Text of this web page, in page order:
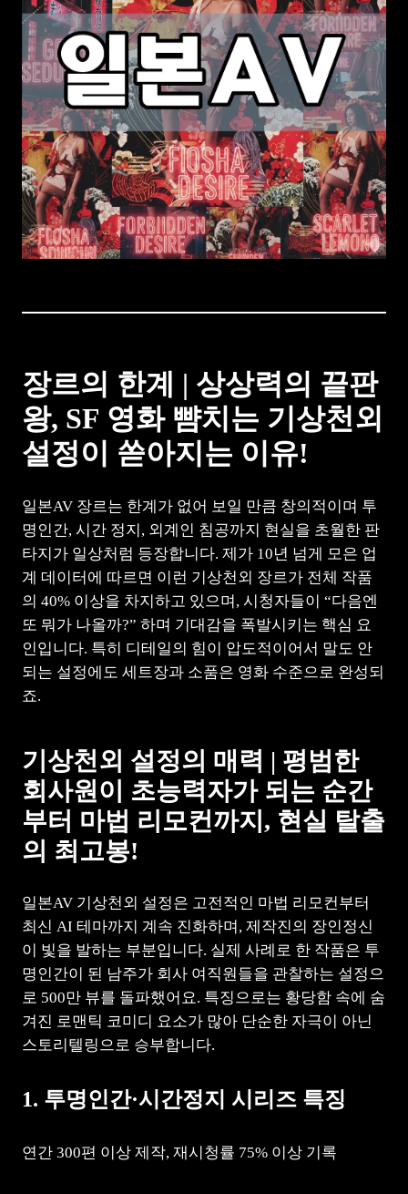
장르의 한계 | 상상력의 끝판
왕, SF 영화 뺨치는 기상천외
설정이 쏟아지는 이유!
일본AV 장르는 한계가 없어 보일 만큼 창의적이며 투
명인간, 시간 정지, 외계인 침공까지 현실을 초월한 판
타지가 일상처럼 등장합니다. 제가 10년 넘게 모은 업
계 데이터에 따르면 이런 기상천외 장르가 전체 작품
의 40% 이상을 차지하고 있으며, 시청자들이 “다음엔
또 뭐가 나올까?” 하며 기대감을 폭발시키는 핵심 요
인입니다. 특히 디테일의 힘이 압도적이어서 말도 안
되는 설정에도 세트장과 소품은 영화 수준으로 완성되
죠.
기상천외 설정의 매력 | 평범한
회사원이 초능력자가 되는 순간
부터 마법 리모컨까지, 현실 탈출
의 최고봉!
일본AV 기상천외 설정은 고전적인 마법 리모컨부터
최신 AI 테마까지 계속 진화하며, 제작진의 장인정신
이 빛을 발하는 부분입니다. 실제 사례로 한 작품은 투
명인간이 된 남주가 회사 여직원들을 관찰하는 설정으
로 500만 뷰를 돌파했어요. 특징으로는 황당함 속에 숨
겨진 로맨틱 코미디 요소가 많아 단순한 자극이 아닌
스토리텔링으로 승부합니다.
1. 투명인간·시간정지 시리즈 특징
연간 300편 이상 제작, 재시청률 75% 이상 기록